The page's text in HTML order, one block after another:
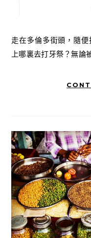
走在多倫多街頭，隨便找一個路人詢問：我肚子 餓了，該
上哪裏去打牙祭？無論